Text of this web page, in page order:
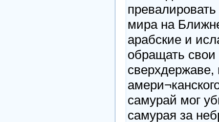
мира на
арабские и
обращать
сверхдержаве,
самурай мог
самурая за